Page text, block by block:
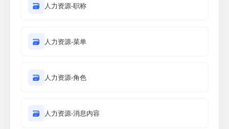
🗃 人力资源-职称
🗃 人力资源-菜单
🗃 人力资源-角色
🗃 人力资源-消息内容